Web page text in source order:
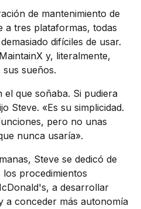
de mantenimiento de
a tres plataformas, todas
difíciles de usar.
y, literalmente,
sueños.
el que soñaba. Si pudiera
Steve. «Es su simplicidad.
pero no unas
nunca usaría».
Steve se dedicó de
los procedimientos
a desarrollar
a conceder más autonomía